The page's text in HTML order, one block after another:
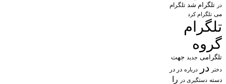
در تلگرام شد تلگرام
می تلگرام کرد
تلگرام
گروه
تلگرامی جدید جهت
دختر در درباره در در
دسته دستگیری در را